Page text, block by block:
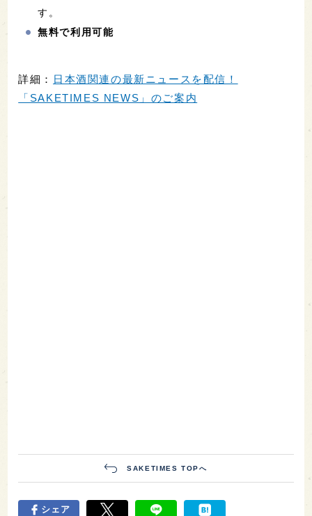
す。
無料で利用可能
詳細：
日本酒関連の最新ニュースを配信！
「SAKETIMES NEWS」のご案内
SAKETIMES TOPへ
シェア